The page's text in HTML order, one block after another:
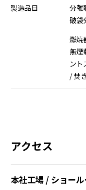
製造品目
分離
破袋
燃焼
無煙
ント
/ 焚
アクセス
本社工場 / ショー